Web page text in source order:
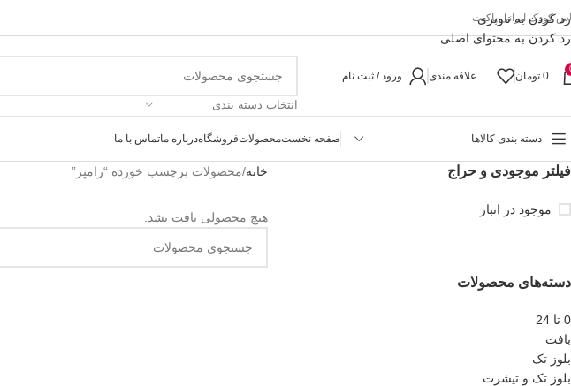
رد کردن به ناوبری
رد کردن به محتوای اصلی
کودک ایرانی پاکیت
0 تومان علاقه مندی ورود / ثبت نام
انتخاب دسته بندی
دسته بندی کالاها صفحه نخستمحصولاتفروشگاهدرباره ماتماس با ما
فیلتر موجودی و حراج
موجود در انبار
دسته‌های محصولات
0 تا 24
بافت
بلوز تک
بلوز تک و تیشرت
خانه محصولات برچسب خورده “رامپر”
هیچ محصولی یافت نشد.